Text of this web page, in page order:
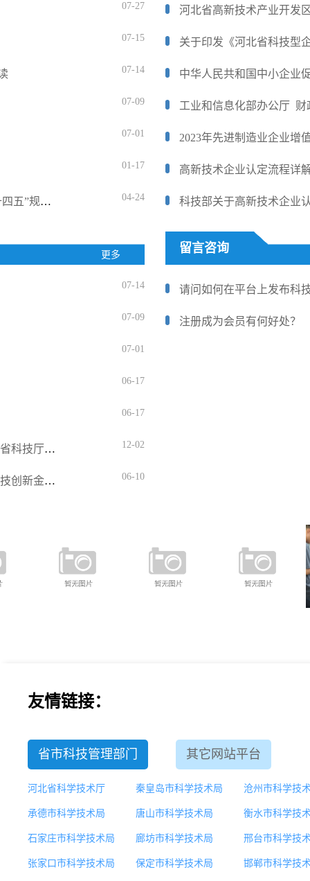
07-27
07-15
07-14
07-09
07-01
01-17
承德市人民政府办公室关于印发承德市科技创新“十四五”规划的通 04-24
河北省高新技术产业开发
关于印发《河北省科技型
中华人民共和国中小企业
2023年先进制造业企业增
高新技术企业认定流程详
更多
07-14
07-09
07-01
06-17
06-17
科技金融精准赋能 共促县域特色产业发展——河北省科技厅与邮储 12-02
全面提升科技金融服务能力 河北印发《关于强化科技创新金融支持 06-10
留言咨询
请问如何在平台上发布科
注册成为会员有何好处？
友情链接：
省市科技管理部门 其它网站平台
河北省科学技术厅
承德市科学技术局
石家庄市科学技术局
张家口市科学技术局
秦皇岛市科学技术局
唐山市科学技术局
廊坊市科学技术局
保定市科学技术局
沧州市科学技
衡水市科学技
邢台市科学技
邯郸市科学技